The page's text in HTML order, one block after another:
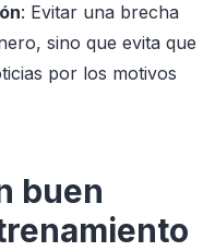
: Evitar una brecha
sino que evita que
por los motivos
buen